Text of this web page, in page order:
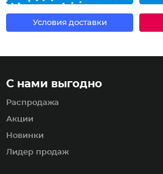
Условия доставки
С нами выгодно
Распродажа
Акции
Новинки
Лидер продаж